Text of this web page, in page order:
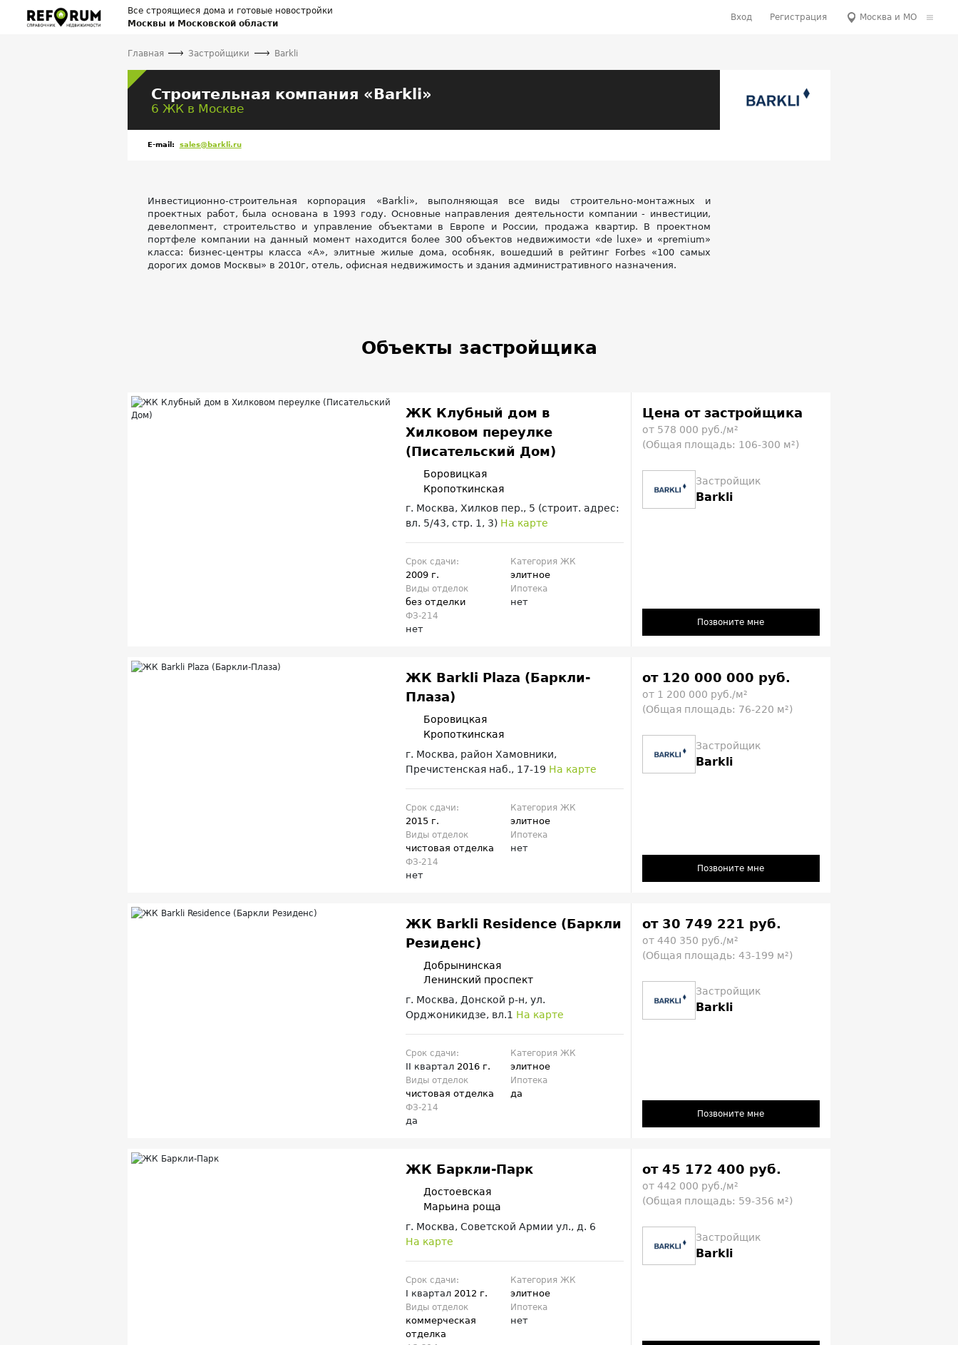
Все строящиеся дома и готовые новостройки
Москвы и Московской области
Вход Регистрация Москва и МО
Главная Застройщики Barkli
Строительная компания «Barkli»
6 ЖК в Москве
E-mail: sales@barkli.ru
Инвестиционно-строительная корпорация «Barkli», выполняющая все виды строительно-монтажных и
проектных работ, была основана в 1993 году. Основные направления деятельности компании - инвестиции,
девелопмент, строительство и управление объектами в Европе и России, продажа квартир. В проектном
портфеле компании на данный момент находится более 300 объектов недвижимости «de luxe» и «premium»
класса: бизнес-центры класса «А», элитные жилые дома, особняк, вошедший в рейтинг Forbes «100 самых
дорогих домов Москвы» в 2010г, отель, офисная недвижимость и здания административного назначения.
Объекты застройщика
ЖК Клубный дом в
Хилковом переулке
(Писательский Дом)
Боровицкая
Кропоткинская
г. Москва, Хилков пер., 5 (строит. адрес:
вл. 5/43, стр. 1, 3) На карте
Срок сдачи:
2009 г.
Категория ЖК
элитное
Виды отделок
без отделки
Ипотека
нет
ФЗ-214
нет
Цена от застройщика
от 578 000 руб./м²
(Общая площадь: 106-300 м²)
Застройщик
Barkli
Позвоните мне
ЖК Barkli Plaza (Баркли-
Плаза)
Боровицкая
Кропоткинская
г. Москва, район Хамовники,
Пречистенская наб., 17-19 На карте
Срок сдачи:
2015 г.
Категория ЖК
элитное
Виды отделок
чистовая отделка
Ипотека
нет
ФЗ-214
нет
от 120 000 000 руб.
от 1 200 000 руб./м²
(Общая площадь: 76-220 м²)
Застройщик
Barkli
Позвоните мне
ЖК Barkli Residence (Баркли
Резиденс)
Добрынинская
Ленинский проспект
г. Москва, Донской р-н, ул.
Орджоникидзе, вл.1 На карте
Срок сдачи:
II квартал 2016 г.
Категория ЖК
элитное
Виды отделок
чистовая отделка
Ипотека
да
ФЗ-214
да
от 30 749 221 руб.
от 440 350 руб./м²
(Общая площадь: 43-199 м²)
Застройщик
Barkli
Позвоните мне
ЖК Баркли-Парк
Достоевская
Марьина роща
г. Москва, Советской Армии ул., д. 6
На карте
Срок сдачи:
I квартал 2012 г.
Категория ЖК
элитное
Виды отделок
коммерческая
отделка
Ипотека
нет
от 45 172 400 руб.
от 442 000 руб./м²
(Общая площадь: 59-356 м²)
Застройщик
Barkli